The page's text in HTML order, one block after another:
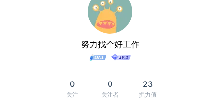
努力找个好工作
0
关注
0
关注者
23
掘力值